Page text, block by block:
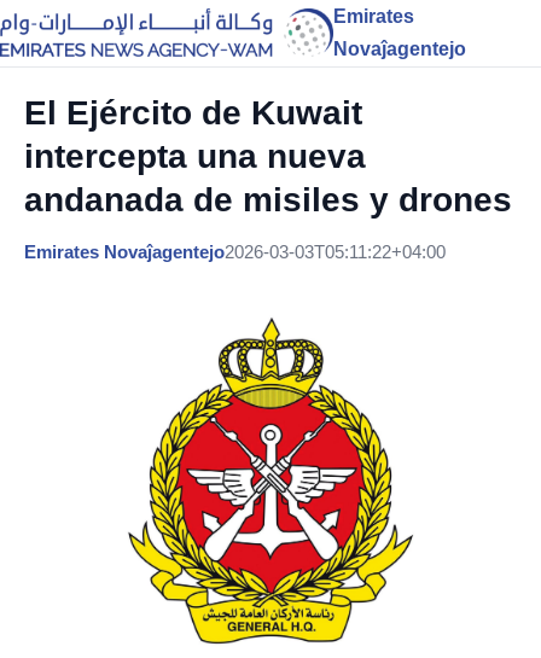
Emirates
Novaĵagentejo
El Ejército de Kuwait
intercepta una nueva
andanada de misiles y drones
Emirates Novaĵagentejo2026-03-03T05:11:22+04:00